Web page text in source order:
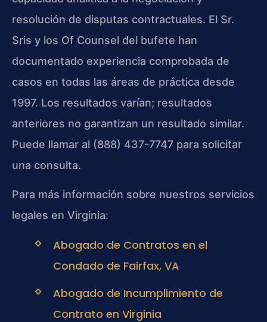
resolución de disputas contractuales. El Sr.
Sris y los Of Counsel del bufete han
documentado experiencia comprobada de
casos en todas las áreas de práctica desde
1997. Los resultados varían; resultados
anteriores no garantizan un resultado similar.
Puede llamar al (888) 437-7747 para solicitar
una consulta.
Para más información sobre nuestros servicios
legales en Virginia:
Abogado de Contratos en el
Condado de Fairfax, VA
Abogado de Incumplimiento de
Contrato en Virginia